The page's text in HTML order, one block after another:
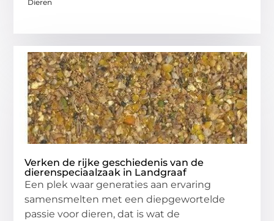
Dieren
Verken de rijke geschiedenis van de
dierenspeciaalzaak in Landgraaf
Een plek waar generaties aan ervaring
samensmelten met een diepgewortelde
passie voor dieren, dat is wat de